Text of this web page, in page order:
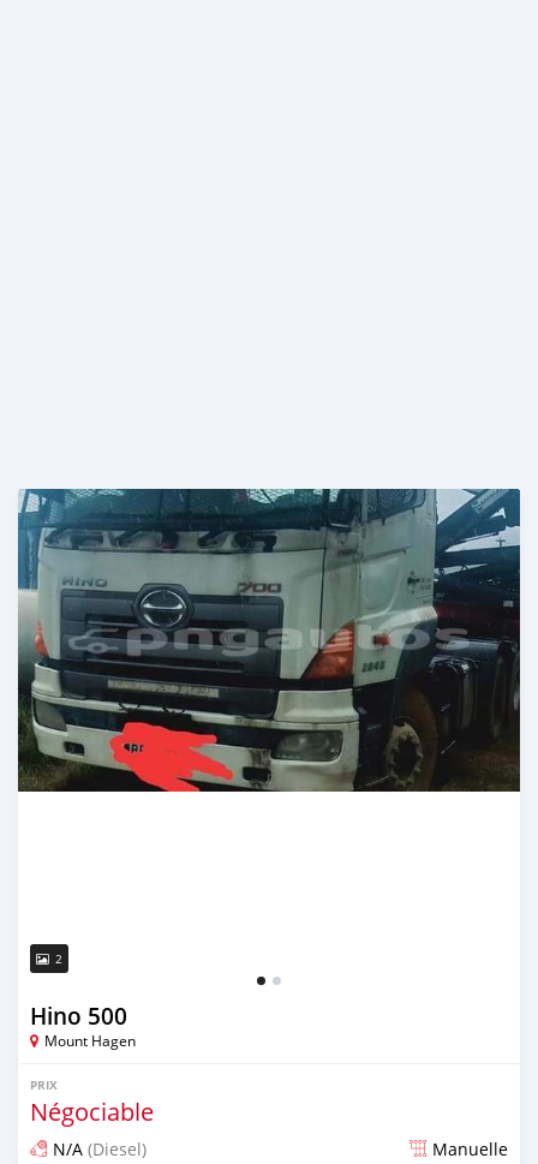
2
Hino 500
Mount Hagen
PRIX
Négociable
N/A (Diesel) Manuelle